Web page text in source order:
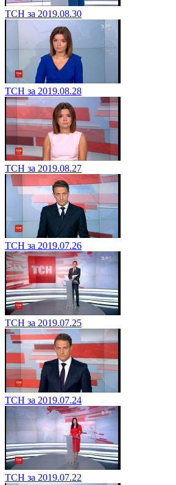
ТСН за 2019.08.30
ТСН за 2019.08.28
ТСН за 2019.08.27
ТСН за 2019.07.26
ТСН за 2019.07.25
ТСН за 2019.07.24
ТСН за 2019.07.22